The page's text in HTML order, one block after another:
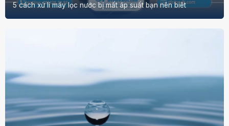
5 cách xử lí máy lọc nước bị mất áp suất bạn nên biêt